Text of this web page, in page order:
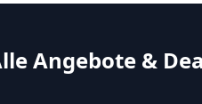
Angebote &